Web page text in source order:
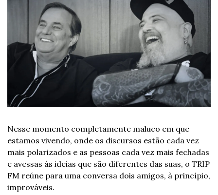
Nesse momento completamente maluco em que
estamos vivendo, onde os discursos estão cada vez
mais polarizados e as pessoas cada vez mais fechadas
e avessas às ideias que são diferentes das suas, o TRIP
FM reúne para uma conversa dois amigos, à princípio,
improváveis.